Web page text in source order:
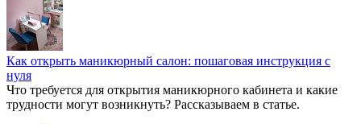
Как открыть маникюрный салон: пошаговая инструкция с
нуля
Что требуется для открытия маникюрного кабинета и какие
трудности могут возникнуть? Рассказываем в статье.